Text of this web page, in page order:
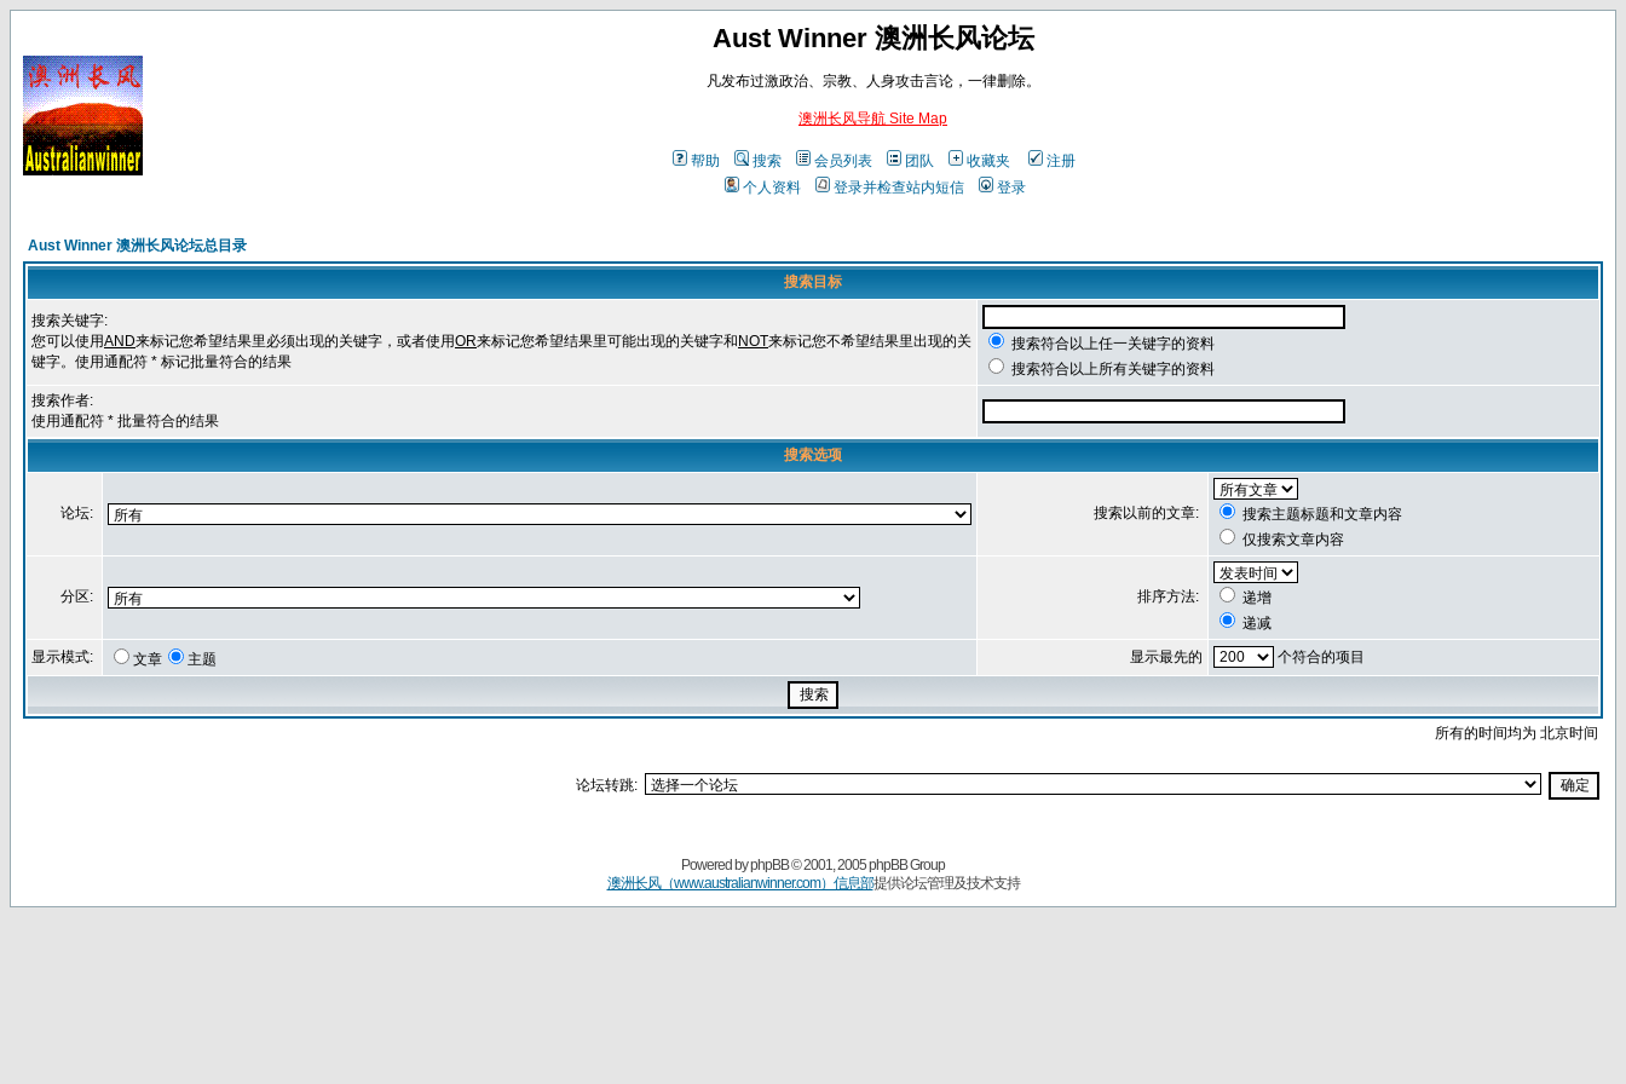
Aust Winner 澳洲长风论坛
凡发布过激政治、宗教、人身攻击言论，一律删除。
澳洲长风导航 Site Map
帮助 搜索 会员列表 团队 收藏夹
注册
个人资料
登录并检查站内短信 登录
Aust Winner 澳洲长风论坛总目录
搜索目标
搜索关键字:
您可以使用AND来标记您希望结果里必须出现的关键字，或者使用OR来标记您希望结果里可能出现的关键字和 NOT来标记您不希望结果里出现的关
键字。使用通配符 * 标记批量符合的结果
搜索符合以上任一关键字的资料
搜索符合以上所有关键字的资料
搜索作者:
使用通配符 * 批量符合的结果
搜索选项
论坛: 搜索以前的文章:
搜索主题标题和文章内容
仅搜索文章内容
分区: 排序方法:
递增
递减
显示模式:
文章 主题 显示最先的 个符合的项目
所有的时间均为 北京时间
论坛转跳:
Powered byphpBB© 2001, 2005 phpBB Group
澳洲长风（www.australianwinner.com）信息部提供论坛管理及技术支持